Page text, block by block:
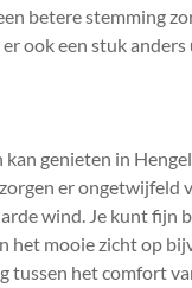
betere stemming
ook een stuk
genieten in
er ongetwijfeld
wind. Je kunt fijn
het mooie zicht op
tussen het comfort